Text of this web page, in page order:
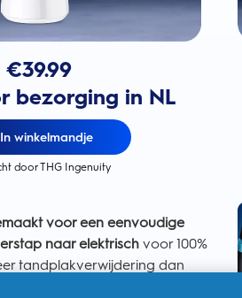
€39.99
bezorging in NL
In winkelmandje
door THG Ingenuity
voor een eenvoudige
naar elektrisch voor 100%
tandplakverwijdering dan